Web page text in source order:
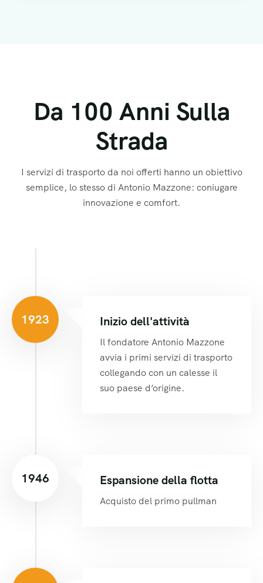
Da 100 Anni Sulla
Strada
I servizi di trasporto da noi offerti hanno un obiettivo
semplice, lo stesso di Antonio Mazzone: coniugare
innovazione e comfort.
1923 Inizio dell'attività
Il fondatore Antonio Mazzone
avvia i primi servizi di trasporto
collegando con un calesse il
suo paese d’origine.
1946 Espansione della flotta
Acquisto del primo pullman